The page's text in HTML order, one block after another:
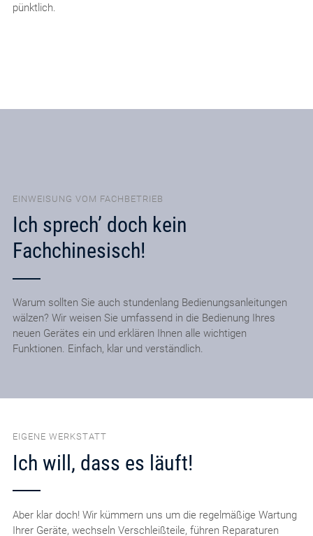
pünktlich.
EINWEISUNG VOM FACHBETRIEB
Ich sprech’ doch kein
Fachchinesisch!
Warum sollten Sie auch stundenlang Bedienungsanleitungen
wälzen? Wir weisen Sie umfassend in die Bedienung Ihres
neuen Gerätes ein und erklären Ihnen alle wichtigen
Funktionen. Einfach, klar und verständlich.
EIGENE WERKSTATT
Ich will, dass es läuft!
Aber klar doch! Wir kümmern uns um die regelmäßige Wartung
Ihrer Geräte, wechseln Verschleißteile, führen Reparaturen